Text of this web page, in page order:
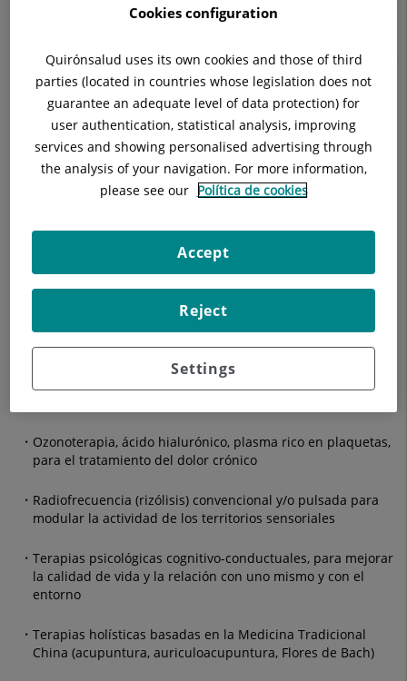
Descripción Equipo Médico Técnicas y
Facilitamos las indicaciones más apropiadas en el estilo de
vida y orientamos en los cuidados y en el mantenimiento
de la salud física
Tratamientos farmacológicos
Terapias no invasivas (estimulación eléctrica transcutánea,
estimulación interferencial profunda, iontoforesis)
Terapias mínimamente invasivas –infiltraciones y/o
bloqueos- (epidurales, transforaminales, nervios
periféricos, articulaciones facetarias, articulaciones
sacroiliacas, hombro, rodilla, cadera, miofasciales, puntos
Ozonoterapia, ácido hialurónico, plasma rico en plaquetas,
para el tratamiento del dolor crónico
Radiofrecuencia (rizólisis) convencional y/o pulsada para
modular la actividad de los territorios sensoriales
Terapias psicológicas cognitivo-conductuales, para mejorar
la calidad de vida y la relación con uno mismo y con el
entorno
Terapias holísticas basadas en la Medicina Tradicional
China (acupuntura, auriculoacupuntura, Flores de Bach)
Cookies configuration
Quirónsalud uses its own cookies and those of third
parties (located in countries whose legislation does not
guarantee an adequate level of data protection) for
user authentication, statistical analysis, improving
services and showing personalised advertising through
the analysis of your navigation. For more information,
please see our Política de cookies
Settings
Reject
Accept